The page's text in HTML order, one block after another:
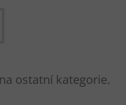
ostatní kategorie.